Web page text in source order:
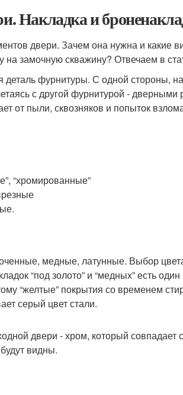
Накладка и
двери. Зачем она нужна и какие
замочную скважину? Отвечаем в
деталь фурнитуры. С одной стороны,
с другой фурнитурой - дверными
от пыли, сквозняков и попыток
“хромированные”
медные, латунные. Выбор
“под золото” и “медных” есть
“желтые” покрытия со временем
серый цвет стали.
двери - хром, который совпадает
видны.